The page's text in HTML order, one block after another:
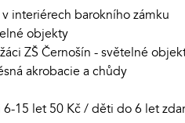
interiérech barokního zámku
objekty
ZŠ Černošín - světelné
akrobacie a chůdy
15 let 50 Kč / děti do 6 let